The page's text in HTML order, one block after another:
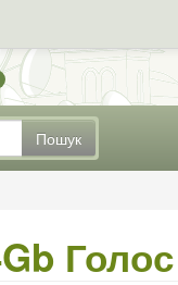
Пошук
Голос